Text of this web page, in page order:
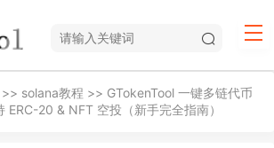
>> solana教程 >> GTokenTool 一键多链代币
ERC-20 & NFT 空投（新手完全指南）